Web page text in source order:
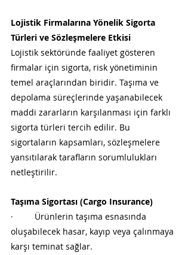
Lojistik Firmalarına Yönelik Sigorta
Türleri ve Sözleşmelere Etkisi
Lojistik sektöründe faaliyet gösteren
firmalar için sigorta, risk yönetiminin
temel araçlarından biridir. Taşıma ve
depolama süreçlerinde yaşanabilecek
maddi zararların karşılanması için farklı
sigorta türleri tercih edilir. Bu
sigortaların kapsamları, sözleşmelere
yansıtılarak tarafların sorumlulukları
netleştirilir.
Taşıma Sigortası (Cargo Insurance)
·         Ürünlerin taşıma esnasında
oluşabilecek hasar, kayıp veya çalınmaya
karşı teminat sağlar.